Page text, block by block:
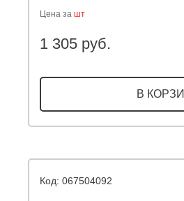
Цена за шт
1 305 руб.
В
Код: 067504092